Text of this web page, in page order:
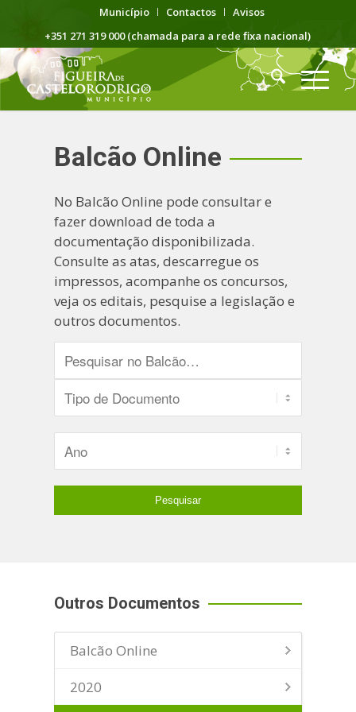
Município Contactos
Avisos
+351 271 319 000 (chamada para a rede fixa nacional)
Balcão Online
No Balcão Online pode consultar e
fazer download de toda a
documentação disponibilizada.
Consulte as atas, descarregue os
impressos, acompanhe os concursos,
veja os editais, pesquise a legislação e
outros documentos.
Outros Documentos
Balcão Online
2020